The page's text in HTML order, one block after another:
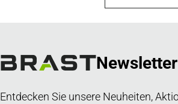
Newsletter
Entdecken Sie unsere Neuheiten,